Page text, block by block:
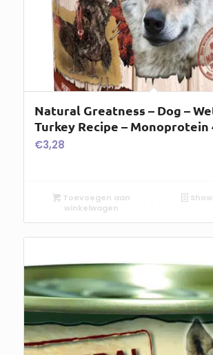
Natural Greatness – Dog –
Turkey Recipe – Monoprotein
€3,28
Toevoegen aan
winkelwagen